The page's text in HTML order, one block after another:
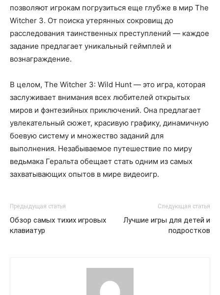
позволяют игрокам погрузиться еще глубже в мир The
Witcher 3. От поиска утерянных сокровищ до
расследования таинственных преступлений — каждое
задание предлагает уникальный геймплей и
вознаграждение.
В целом, The Witcher 3: Wild Hunt — это игра, которая
заслуживает внимания всех любителей открытых
миров и фэнтезийных приключений. Она предлагает
увлекательный сюжет, красивую графику, динамичную
боевую систему и множество заданий для
выполнения. Незабываемое путешествие по миру
ведьмака Геральта обещает стать одним из самых
захватывающих опытов в мире видеоигр.
Предыдущая статья
Обзор самых тихих игровых
клавиатур
Следующая статья
Лучшие игры для детей и
подростков